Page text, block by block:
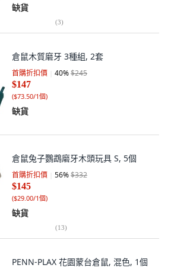
缺貨
(3)
倉鼠木質磨牙 3種組, 2套
首購折扣價 40%$245
$147
($73.50/1個)
缺貨
倉鼠兔子鸚鵡磨牙木頭玩具 S, 5個
首購折扣價 56%$332
$145
($29.00/1個)
缺貨
(13)
PENN-PLAX 花園蒙台倉鼠, 混色, 1個